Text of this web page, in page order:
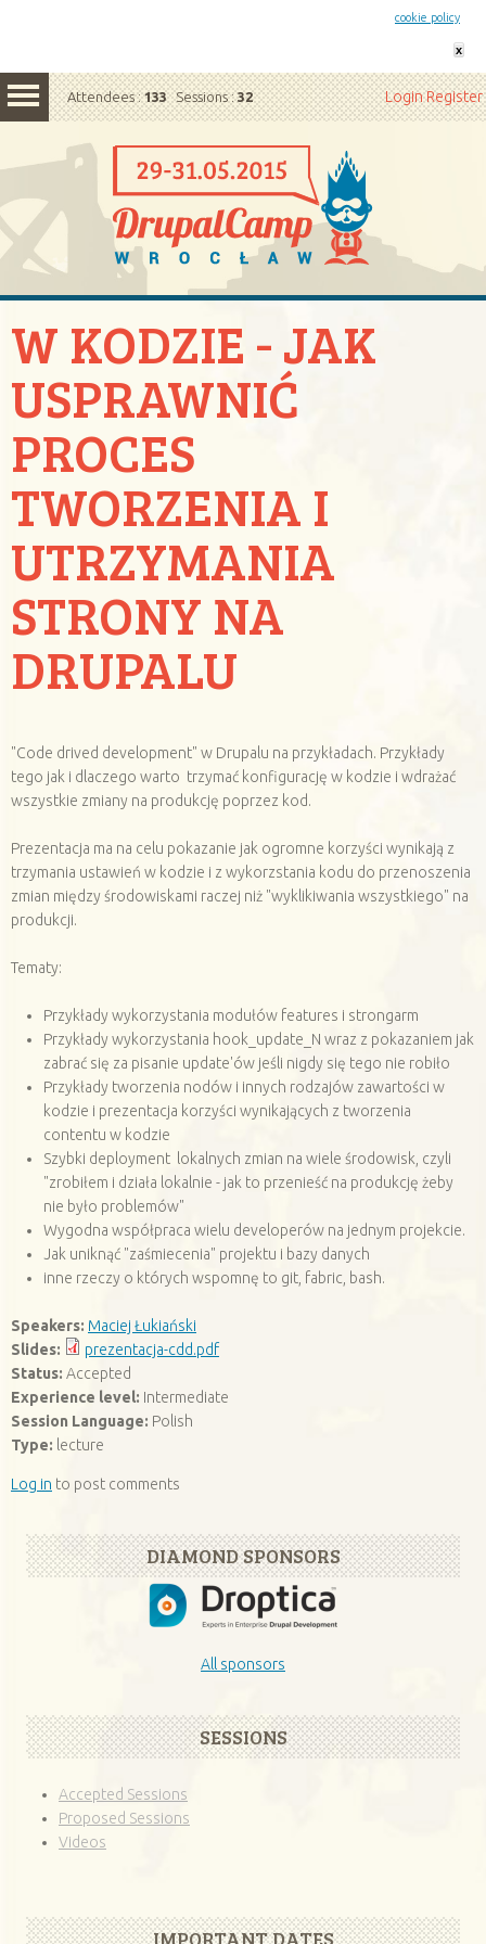
cookie policy
x
Attendees :133 Sessions :32 LoginRegister
W KODZIE - JAK
USPRAWNIĆ
PROCES
TWORZENIA I
UTRZYMANIA
STRONY NA
DRUPALU
"Code drived development" w Drupalu na przykładach. Przykłady
tego jak i dlaczego warto trzymać konfigurację w kodzie i wdrażać
wszystkie zmiany na produkcję poprzez kod.
Prezentacja ma na celu pokazanie jak ogromne korzyści wynikają z
trzymania ustawień w kodzie i z wykorzstania kodu do przenoszenia
zmian między środowiskami raczej niż "wyklikiwania wszystkiego" na
produkcji.
Tematy:
Przykłady wykorzystania modułów features i strongarm
Przykłady wykorzystania hook_update_N wraz z pokazaniem jak
zabrać się za pisanie update'ów jeśli nigdy się tego nie robiło
Przykłady tworzenia nodów i innych rodzajów zawartości w
kodzie i prezentacja korzyści wynikających z tworzenia
contentu w kodzie
Szybki deployment lokalnych zmian na wiele środowisk, czyli
"zrobiłem i działa lokalnie - jak to przenieść na produkcję żeby
nie było problemów"
Wygodna współpraca wielu developerów na jednym projekcie.
Jak uniknąć "zaśmiecenia" projektu i bazy danych
inne rzeczy o których wspomnę to git, fabric, bash.
Speakers: Maciej Łukiański
Slides:
prezentacja-cdd.pdf
Status: Accepted
Experience level: Intermediate
Session Language: Polish
Type: lecture
Log in to post comments
DIAMOND SPONSORS
All sponsors
SESSIONS
Accepted Sessions
Proposed Sessions
Videos
IMPORTANT DATES